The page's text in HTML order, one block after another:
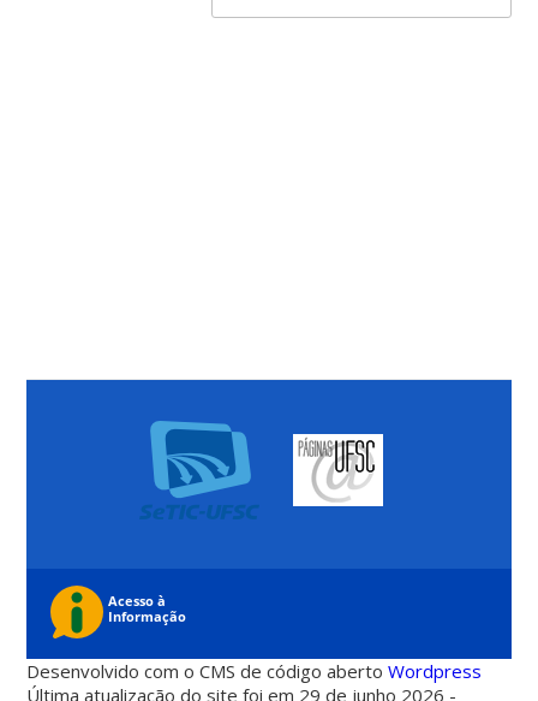
Desenvolvido com o CMS de código abertoWordpress
Última atualização do site foi em 29 de junho 2026 -